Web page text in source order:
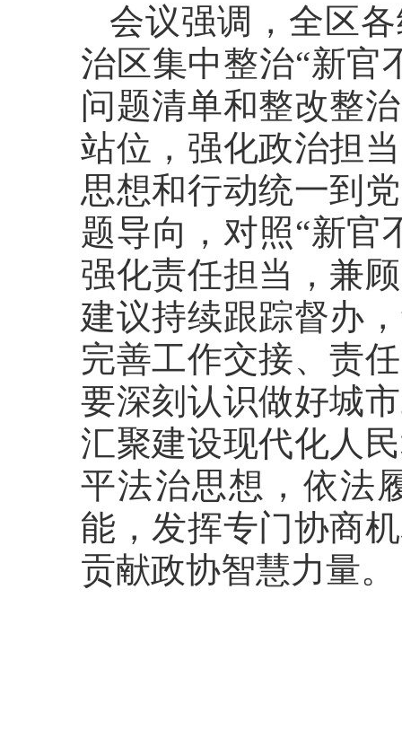
会议强调，全区
治区集中整治“新官
问题清单和整改整
站位，强化政治担
思想和行动统一到
题导向，对照“新官
强化责任担当，兼
建议持续跟踪督办
完善工作交接、责
要深刻认识做好城
汇聚建设现代化人
平法治思想，依法
能，发挥专门协商
贡献政协智慧力量。